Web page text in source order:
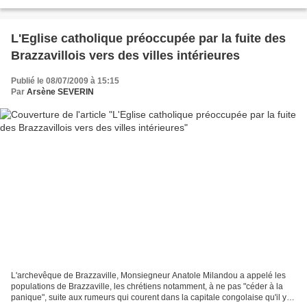
L'Eglise catholique préoccupée par la fuite des
Brazzavillois vers des villes intérieures
Publié le 08/07/2009 à 15:15
Par Arsène SEVERIN
L'archevêque de Brazzaville, Monsiegneur Anatole Milandou a appelé les
populations de Brazzaville, les chrétiens notamment, à ne pas "céder à la
panique", suite aux rumeurs qui courent dans la capitale congolaise qu'il y